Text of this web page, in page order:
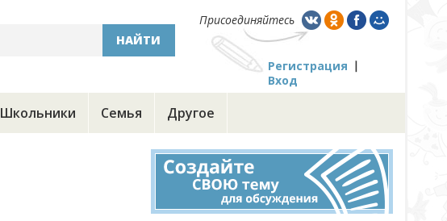
НАЙТИ
Присоединяйтесь
Регистрация
Вход
Школьники Семья Другое